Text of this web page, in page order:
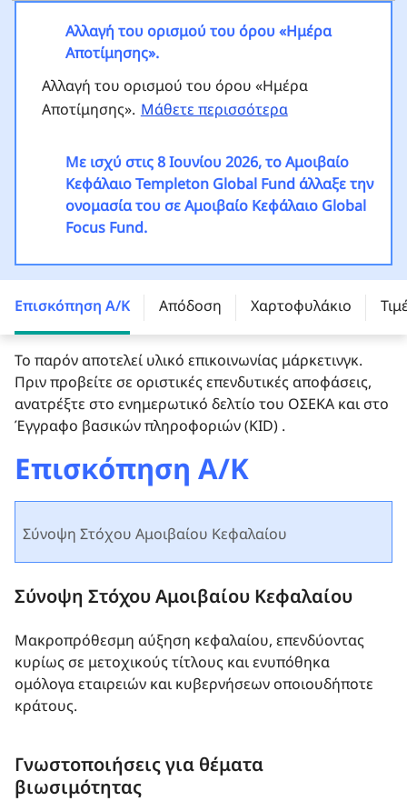
Αλλαγή του ορισμού του όρου «Ημέρα
Αποτίμησης».
Αλλαγή του ορισμού του όρου «Ημέρα
Αποτίμησης». Μάθετε περισσότερα
Με ισχύ στις 8 Ιουνίου 2026, το Αμοιβαίο
Κεφάλαιο Templeton Global Fund άλλαξε την
ονομασία του σε Αμοιβαίο Κεφάλαιο Global
Focus Fund.
LU0128525929
Επισκόπηση Α/Κ Απόδοση Χαρτοφυλάκιο
Το παρόν αποτελεί υλικό επικοινωνίας μάρκετινγκ.
Πριν προβείτε σε οριστικές επενδυτικές αποφάσεις,
ανατρέξτε στο ενημερωτικό δελτίο του ΟΣΕΚΑ και στο
Έγγραφο βασικών πληροφοριών (KID) .
Επισκόπηση Α/Κ
Σύνοψη Στόχου Αμοιβαίου Κεφαλαίου
Σύνοψη Στόχου Αμοιβαίου Κεφαλαίου
Μακροπρόθεσμη αύξηση κεφαλαίου, επενδύοντας
κυρίως σε μετοχικούς τίτλους και ενυπόθηκα
ομόλογα εταιρειών και κυβερνήσεων οποιουδήποτε
κράτους.
Γνωστοποιήσεις για θέματα
βιωσιμότητας